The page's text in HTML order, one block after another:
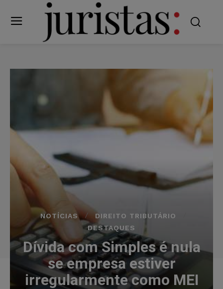
NOTÍCIAS
DIREITO TRIBUTÁRIO
DESTAQUES
Dívida com Simples é nula
se empresa estiver
irregularmente como MEI